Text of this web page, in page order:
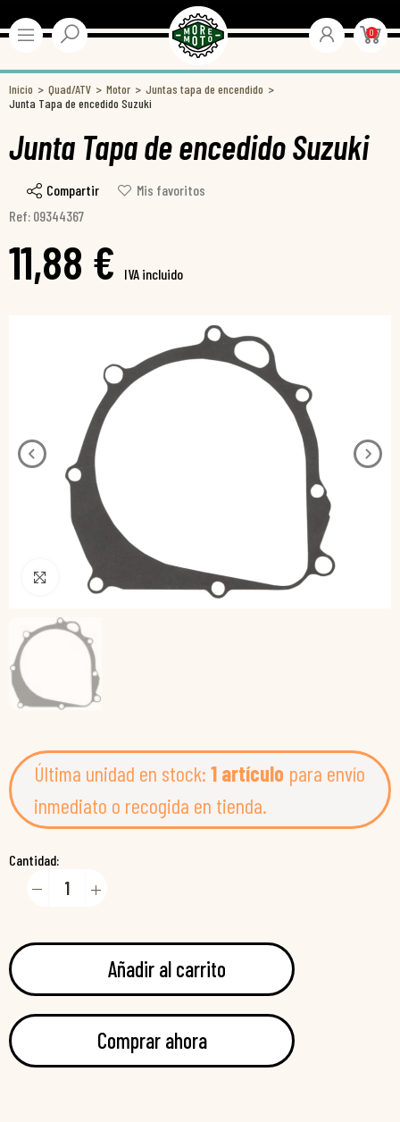
0
Inicio Quad/ATV Motor
Juntas tapa de encendido
Junta Tapa de encedido Suzuki
Junta Tapa de encedido Suzuki
Compartir
Mis favoritos
Ref: 09344367
11,88 € IVA incluido
Pincha para agrandar
Última unidad en stock: 1 artículo para envío
inmediato o recogida en tienda.
Cantidad:
Añadir al carrito
Comprar ahora